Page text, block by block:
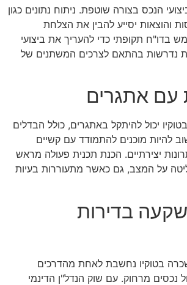
הנכס בצורה שוטפת. ניתוח נתונים כגון
והוצאות יסייע להבין את הצלחת
בדו"ח תקופתי כדי להעריך את ביצועי
נדרשות בהתאם לצרכים המשתנים של
עם אתגרים
יכול להיתקל באתגרים, כולל הבדלים
להיות מוכנים להתמודד עם קשיים
יצירתיים. הכנת תכנית פעולה מראש
על המצב, גם כאשר מתעוררות בעיות
בדירות
בטוקיו נחשבת לאחת מהדרכים
נכסים מרחוק. עם שוק הנדל"ן הדינמי